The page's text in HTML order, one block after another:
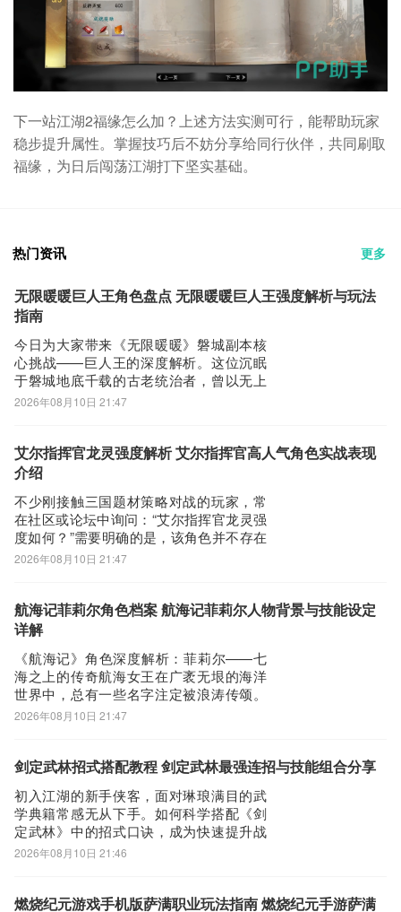
下一站江湖2福缘怎么加？上述方法实测可行，能帮助玩家
稳步提升属性。掌握技巧后不妨分享给同行伙伴，共同刷取
福缘，为日后闯荡江湖打下坚实基础。
热门资讯 更多
无限暖暖巨人王角色盘点 无限暖暖巨人王强度解析与玩法
指南
今日为大家带来《无限暖暖》磐城副本核
心挑战——巨人王的深度解析。这位沉眠
于磐城地底千载的古老统治者，曾以无上
意志为巨人族开辟黄金之乡，如今却化身
强行夺取轮回之印，并拘禁神明锻造“城之
心”，结果反致全族覆灭。如今受永生诅咒
所缚
2026年08月10日 21:47
艾尔指挥官龙灵强度解析 艾尔指挥官高人气角色实战表现
介绍
不少刚接触三国题材策略对战的玩家，常
在社区或论坛中询问：“艾尔指挥官龙灵强
度如何？”需要明确的是，该角色并不存在
于当前游戏版本中，属于玩家间因记忆混
真实实装角色展开。建议新手优先关注具
备机制特色的武将，深入理解其技能逻
辑、触
2026年08月10日 21:47
航海记菲莉尔角色档案 航海记菲莉尔人物背景与技能设定
详解
《航海记》角色深度解析：菲莉尔——七
海之上的传奇航海女王在广袤无垠的海洋
世界中，总有一些名字注定被浪涛传颂。
菲莉尔，正是《航海记》中最具辨识度与
贵族教养与极限航海天赋的复合型主角。
的基因，
2026年08月10日 21:47
剑定武林招式搭配教程 剑定武林最强连招与技能组合分享
初入江湖的新手侠客，面对琳琅满目的武
学典籍常感无从下手。如何科学搭配《剑
定武林》中的招式口诀，成为快速提升战
力的关键。游戏前期推图阶段，高效清怪
施加伤害，显著加快小怪清理节奏；“青城
2026年08月10日 21:46
燃烧纪元游戏手机版萨满职业玩法指南 燃烧纪元手游萨满